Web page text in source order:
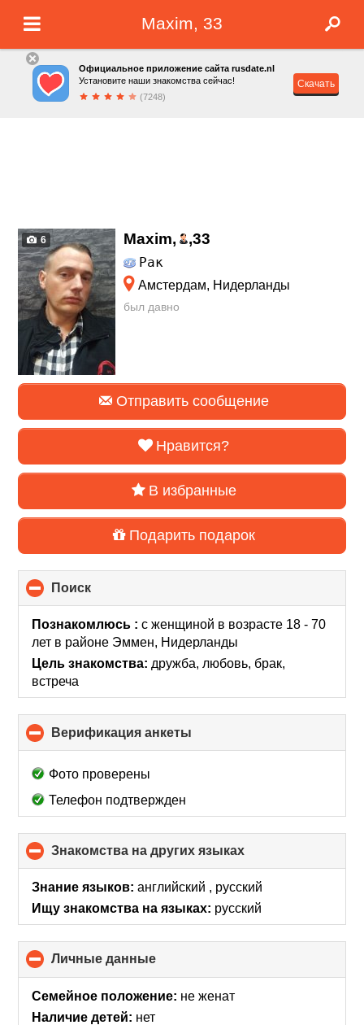
Maxim, 33
Официальное приложение сайта rusdate.nl
Установите наши знакомства сейчас!
(7248)
Скачать
6 Maxim, ,33
Рак
Амстердам, Нидерланды
был давно
Отправить сообщение
Нравится?
В избранные
Подарить подарок
Поиск
to
collapse
contents
Познакомлюсь :с женщиной в возрасте 18 - 70
лет в районе Эммен, Нидерланды
Цель знакомства: дружба, любовь, брак,
встреча
Верификация анкеты
to
Фото проверены
Телефон подтвержден
Знакомства на других языках
to
collapse
contents
Знание языков: английский , русский
Ищу знакомства на языках: русский
Личные данные
to
collapse
Семейное положение: не женат
Наличие детей: нет